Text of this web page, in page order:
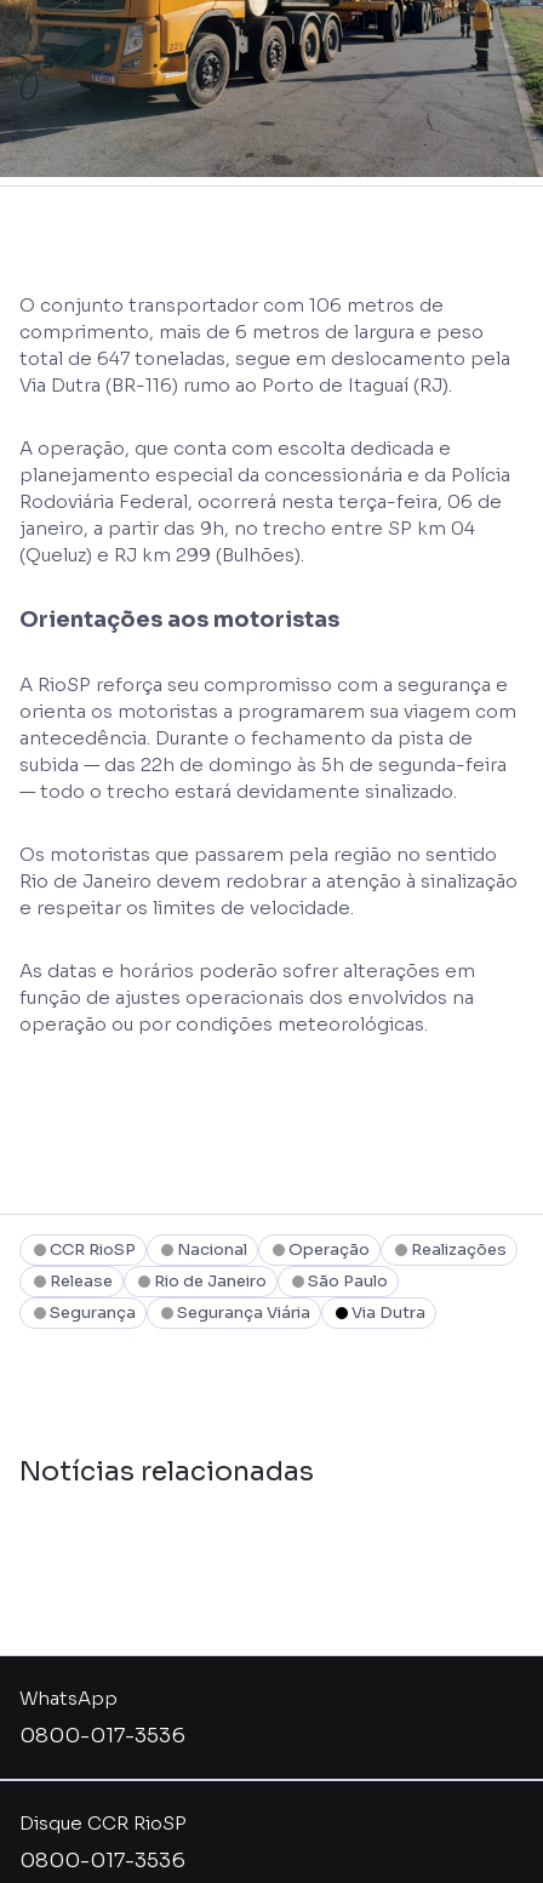
O conjunto transportador com 106 metros de
comprimento, mais de 6 metros de largura e peso
total de 647 toneladas, segue em deslocamento pela
Via Dutra (BR-116) rumo ao Porto de Itaguaí (RJ).
A operação, que conta com escolta dedicada e
planejamento especial da concessionária e da Polícia
Rodoviária Federal, ocorrerá nesta terça-feira, 06 de
janeiro, a partir das 9h, no trecho entre SP km 04
(Queluz) e RJ km 299 (Bulhões).
Orientações aos motoristas
A RioSP reforça seu compromisso com a segurança e
orienta os motoristas a programarem sua viagem com
antecedência. Durante o fechamento da pista de
subida — das 22h de domingo às 5h de segunda-feira
— todo o trecho estará devidamente sinalizado.
Os motoristas que passarem pela região no sentido
Rio de Janeiro devem redobrar a atenção à sinalização
e respeitar os limites de velocidade.
As datas e horários poderão sofrer alterações em
função de ajustes operacionais dos envolvidos na
operação ou por condições meteorológicas.
CCR RioSP Nacional Operação
Realizações
Release
Rio de Janeiro
São Paulo
Segurança
Segurança Viária Via Dutra
Notícias relacionadas
Disque CCR RioSP
0800-017-3536
WhatsApp
0800-017-3536